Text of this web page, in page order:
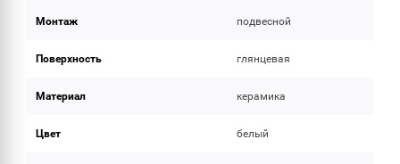
Монтаж подвесной
Поверхность глянцевая
Материал керамика
Цвет белый